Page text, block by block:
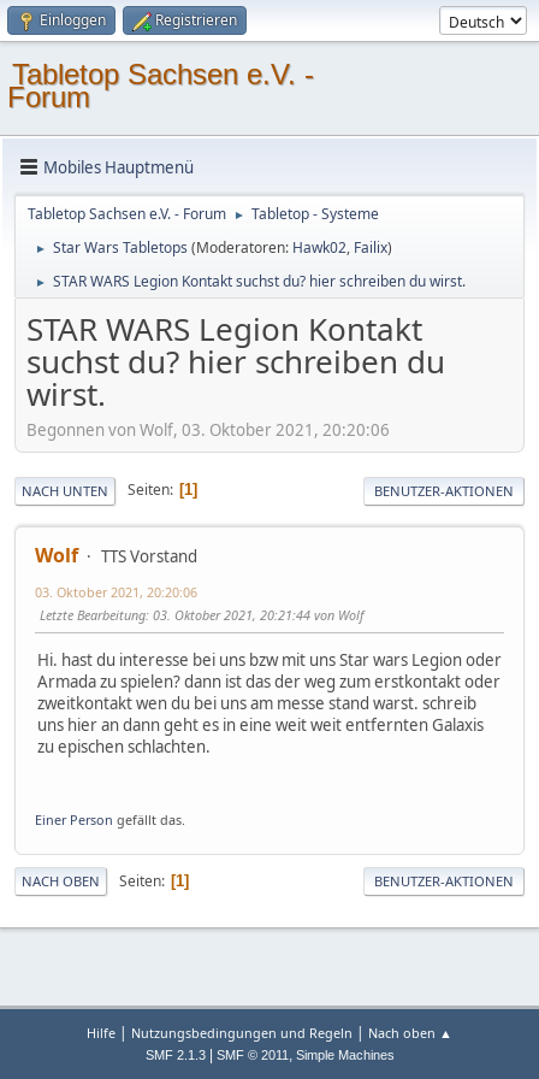
Einloggen Registrieren
Tabletop Sachsen e.V. -
Forum
Mobiles Hauptmenü
Tabletop Sachsen e.V. - Forum ► Tabletop - Systeme
► Star Wars Tabletops (Moderatoren: Hawk02, Failix)
► STAR WARS Legion Kontakt suchst du? hier schreiben du wirst.
STAR WARS Legion Kontakt
suchst du? hier schreiben du
wirst.
Begonnen von Wolf, 03. Oktober 2021, 20:20:06
NACH UNTEN Seiten 1 BENUTZER-AKTIONEN
Wolf TTS Vorstand
03. Oktober 2021, 20:20:06
Letzte Bearbeitung: 03. Oktober 2021, 20:21:44 von Wolf
Hi. hast du interesse bei uns bzw mit uns Star wars Legion oder
Armada zu spielen? dann ist das der weg zum erstkontakt oder
zweitkontakt wen du bei uns am messe stand warst. schreib
uns hier an dann geht es in eine weit weit entfernten Galaxis
zu epischen schlachten.
Einer Person gefällt das.
NACH OBEN Seiten 1 BENUTZER-AKTIONEN
Hilfe | Nutzungsbedingungen und Regeln | Nach oben ▲
SMF 2.1.3| SMF © 2011, Simple Machines